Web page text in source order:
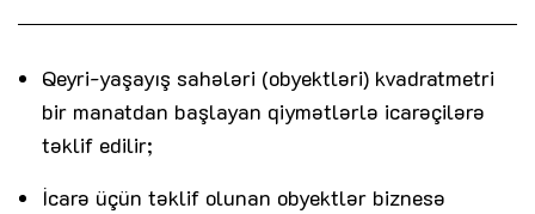
Qeyri-yaşayış sahələri (obyektləri) kvadratmetri
bir manatdan başlayan qiymətlərlə icarəçilərə
təklif edilir;
İcarə üçün təklif olunan obyektlər biznesə